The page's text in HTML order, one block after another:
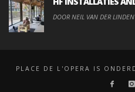
DOOR NEIL VAN DER LINDEN
PLACE DE L'OPERA IS